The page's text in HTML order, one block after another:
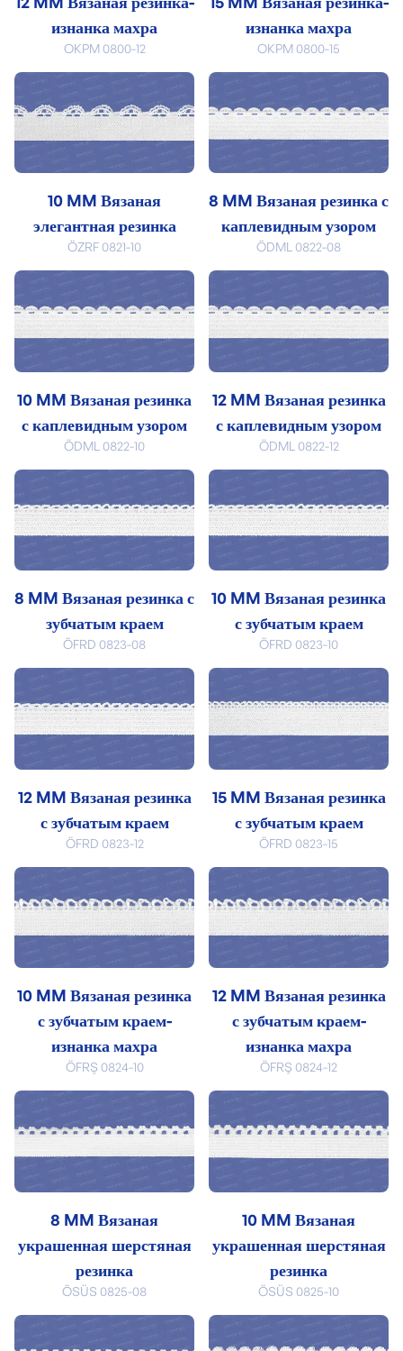
изнанка махра
OKPM 0800-12
изнанка махра
OKPM 0800-15
10 MM Вязаная
элегантная резинка
ÖZRF 0821-10
8 MM Вязаная резинка с
каплевидным узором
ÖDML 0822-08
10 MM Вязаная резинка
с каплевидным узором
ÖDML 0822-10
12 MM Вязаная резинка
с каплевидным узором
ÖDML 0822-12
8 MM Вязаная резинка с
зубчатым краем
ÖFRD 0823-08
10 MM Вязаная резинка
с зубчатым краем
ÖFRD 0823-10
12 MM Вязаная резинка
с зубчатым краем
ÖFRD 0823-12
15 MM Вязаная резинка
с зубчатым краем
ÖFRD 0823-15
10 MM Вязаная резинка
с зубчатым краем-
изнанка махра
ÖFRŞ 0824-10
12 MM Вязаная резинка
с зубчатым краем-
изнанка махра
ÖFRŞ 0824-12
8 MM Вязаная
украшенная шерстяная
резинка
ÖSÜS 0825-08
10 MM Вязаная
украшенная шерстяная
резинка
ÖSÜS 0825-10